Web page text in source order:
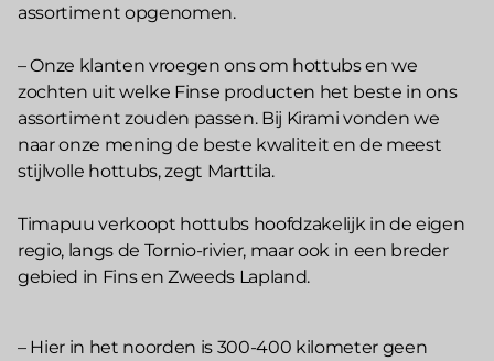
assortiment opgenomen.
– Onze klanten vroegen ons om hottubs en we
zochten uit welke Finse producten het beste in ons
assortiment zouden passen. Bij Kirami vonden we
naar onze mening de beste kwaliteit en de meest
stijlvolle hottubs, zegt Marttila.
Timapuu verkoopt hottubs hoofdzakelijk in de eigen
regio, langs de Tornio-rivier, maar ook in een breder
gebied in Fins en Zweeds Lapland.
– Hier in het noorden is 300-400 kilometer geen